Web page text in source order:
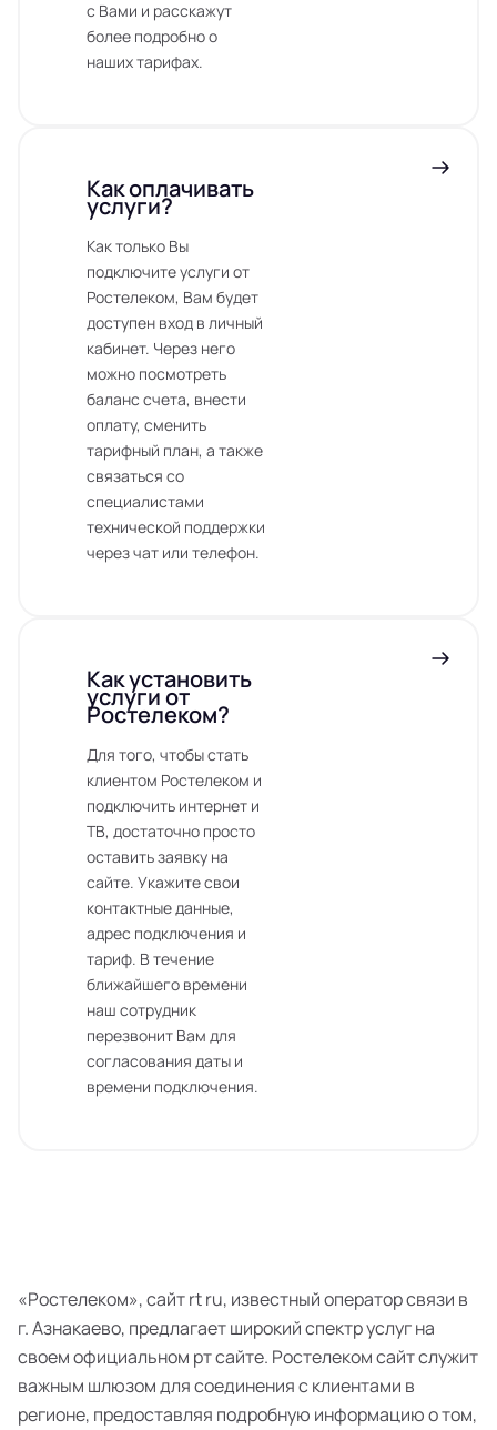
с Вами и расскажут
более подробно о
наших тарифах.
Как оплачивать
услуги?
Как только Вы
подключите услуги от
Ростелеком, Вам будет
доступен вход в личный
кабинет. Через него
можно посмотреть
баланс счета, внести
оплату, сменить
тарифный план, а также
связаться со
специалистами
технической поддержки
через чат или телефон.
Как установить
услуги от
Ростелеком?
Для того, чтобы стать
клиентом Ростелеком и
подключить интернет и
ТВ, достаточно просто
оставить заявку на
сайте. Укажите свои
контактные данные,
адрес подключения и
тариф. В течение
ближайшего времени
наш сотрудник
перезвонит Вам для
согласования даты и
времени подключения.
«Ростелеком», сайт rt ru, известный оператор связи в
г. Азнакаево, предлагает широкий спектр услуг на
своем официальном рт сайте. Ростелеком сайт служит
важным шлюзом для соединения с клиентами в
регионе, предоставляя подробную информацию о том,